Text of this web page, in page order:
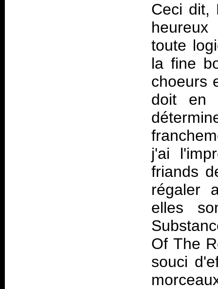
Ceci dit,
toute
la fine
choeurs
doit en
j'ai
friands
régaler
elles
Of The
souci